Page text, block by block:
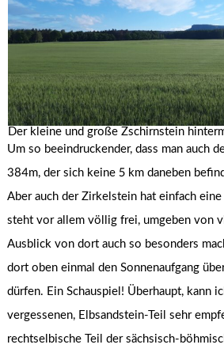
Der kleine und große Zschirnstein
Um so beeindruckender, dass man auch
384m, der sich keine 5 km daneben
Aber auch der Zirkelstein hat einfach
steht vor allem völlig frei, umgeben von
Ausblick von dort auch so besonders
dort oben einmal den Sonnenaufgang
dürfen. Ein Schauspiel! Überhaupt, kann
vergessenen, Elbsandstein-Teil sehr
rechtselbische Teil der sächsisch-